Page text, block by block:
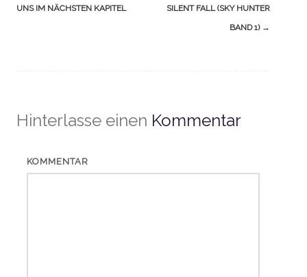
(Beiträge)
UNS IM NÄCHSTEN KAPITEL
SILENT FALL (SKY HUNTER
BAND 1) →
Hinterlasse einen Kommentar
KOMMENTAR